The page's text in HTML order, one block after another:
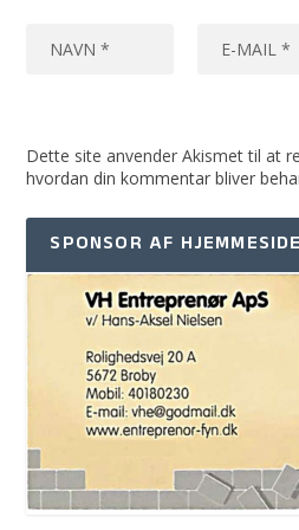
Dette site anvender Akismet til at
hvordan din kommentar bliver
SPONSOR AF